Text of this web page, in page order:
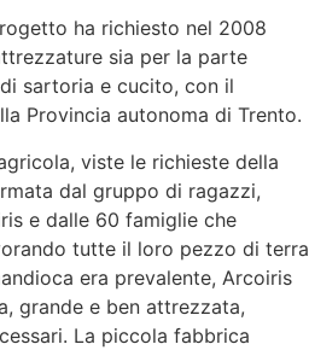
ha richiesto nel 2008
sia per la parte
sartoria e cucito, con il
Provincia autonoma di Trento.
viste le richieste della
dal gruppo di ragazzi,
e dalle 60 famiglie che
tutte il loro pezzo di terra
era prevalente, Arcoiris
grande e ben attrezzata,
La piccola fabbrica